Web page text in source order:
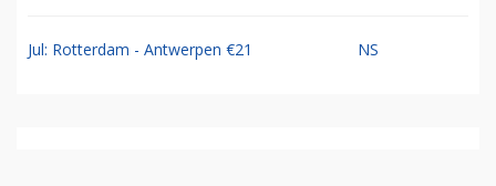
Jul: Rotterdam - Antwerpen €21 NS